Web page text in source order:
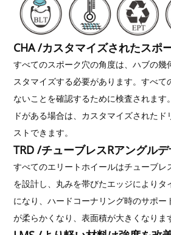
CHA /カスタマイズされたスポ
すべてのスポーク穴の角度は、ハブの幾
スタマイズする必要があります。すべて
ないことを確認するために検査されます
ドがある場合は、カスタマイズされた
ストできます。
TRD /チューブレスRアングル
すべてのエリートホイールはチューブレ
を設計し、丸みを帯びたエッジによりタ
になり、ハードコーナリング時のサポー
が柔らかくなり、表面積が大きくなりま